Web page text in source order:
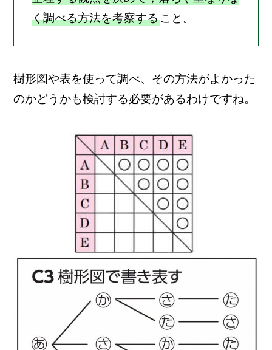
く調べる方法を考察すること。
樹形図や表を使って調べ、その方法がよかった
のかどうかも検討する必要があるわけですね。